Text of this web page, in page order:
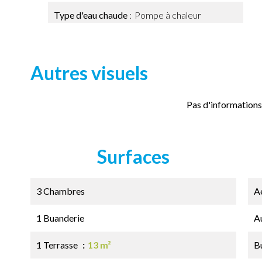
Type d'eau chaude Pompe à chaleur
Autres visuels
Pas
Surfaces
3 Chambres
1 Buanderie
1 Terrasse 13 m²